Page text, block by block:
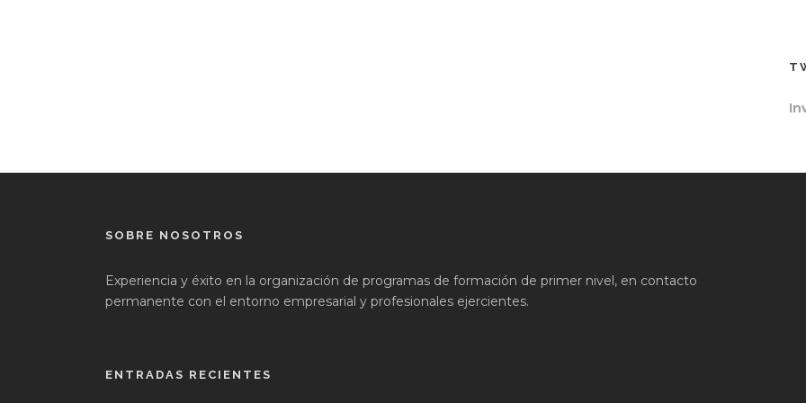
SOBRE NOSOTROS
Experiencia y éxito en la organización de programas de formación de primer nivel, en contacto
permanente con el entorno empresarial y profesionales ejercientes.
ENTRADAS RECIENTES